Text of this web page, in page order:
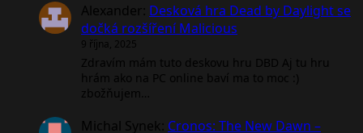
Alexander: Desková hra Dead by Daylight se
dočká rozšíření Malicious
9 října, 2025
Zdravím mám tuto deskovu hru DBD Aj tu hru
hrám ako na PC online baví ma to moc :)
zbožňujem…
Michal Synek: Cronos: The New Dawn –